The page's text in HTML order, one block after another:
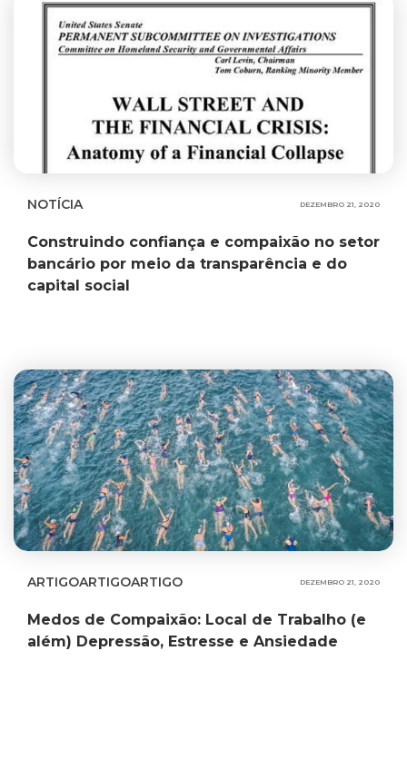
NOTÍCIA DEZEMBRO 21, 2020
Construindo confiança e compaixão no setor
bancário por meio da transparência e do
capital social
ARTIGOARTIGOARTIGO DEZEMBRO 21, 2020
Medos de Compaixão: Local de Trabalho (e
além) Depressão, Estresse e Ansiedade